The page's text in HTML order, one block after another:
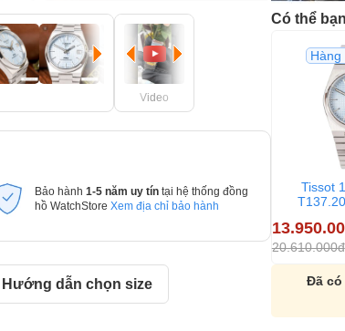
Video
Bảo hành 1-5 năm uy tín tại hệ thống đồng
hồ WatchStore Xem địa chỉ bảo hành
Hướng dẫn chọn size
Có thể
Tissot
20.610.000đ
Đã có